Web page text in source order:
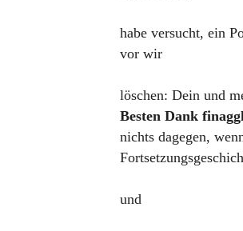
habe versucht, ein
vor wir
löschen: Dein und
Besten Dank
nichts dagegen,
und